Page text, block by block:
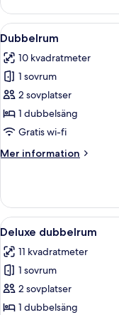
-
dubbelsäng
icke-
rökare
Öppna
alla
foton
för
Dubbelrum
6
Dubbelrum
10 kvadratmeter
1 sovrum
2 sovplatser
1 dubbelsäng
Gratis wi-fi
Mer information
Mer
Öppna
alla
foton
för
Deluxe
dubbelrum
9
Deluxe dubbelrum
11 kvadratmeter
1 sovrum
2 sovplatser
1 dubbelsäng